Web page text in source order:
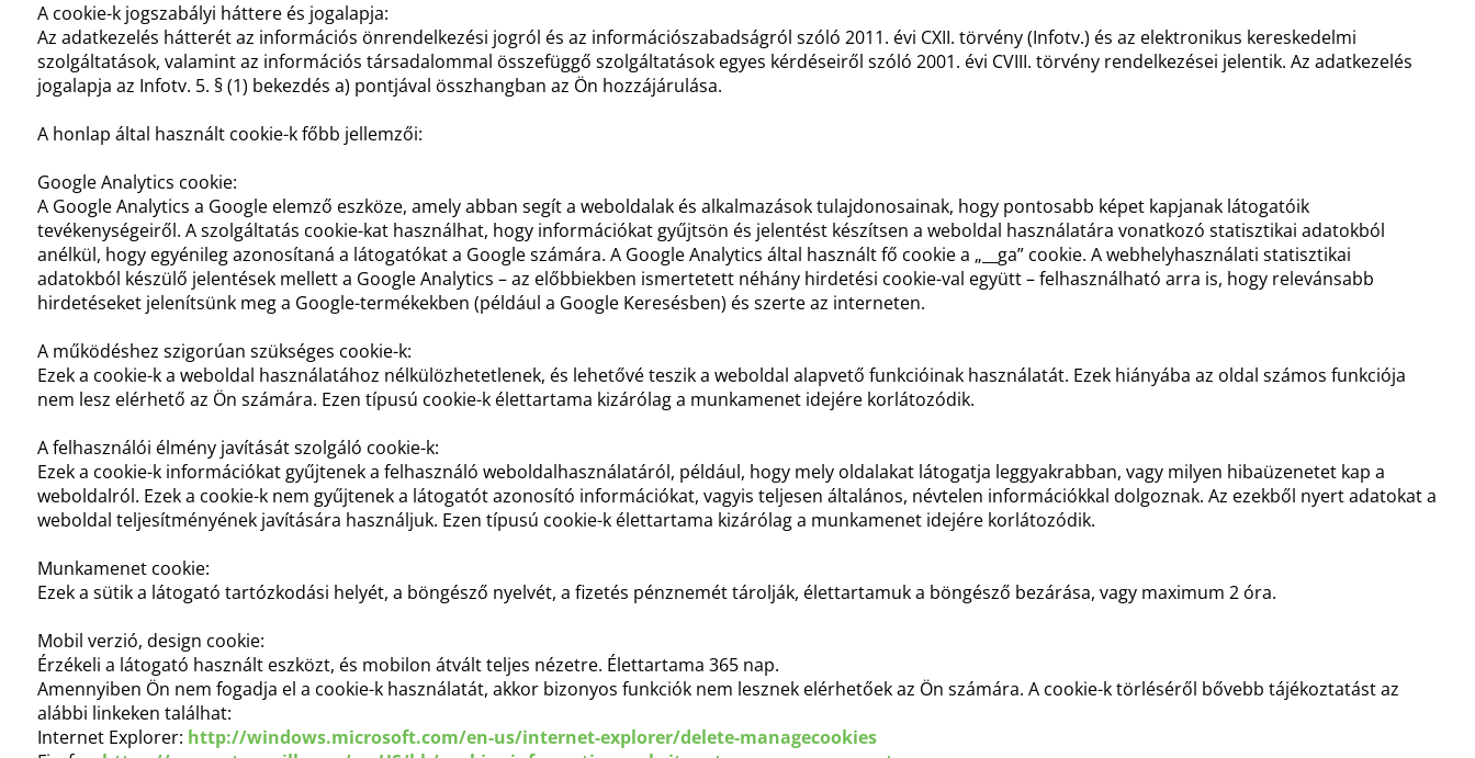
A cookie-k jogszabályi háttere és jogalapja:
Az adatkezelés hátterét az információs önrendelkezési jogról és az információszabadságról szóló 2011. évi CXII. törvény (Infotv.) és az elektronikus kereskedelmi
szolgáltatások, valamint az információs társadalommal összefüggő szolgáltatások egyes kérdéseiről szóló 2001. évi CVIII. törvény rendelkezései jelentik. Az adatkezelés
jogalapja az Infotv. 5. § (1) bekezdés a) pontjával összhangban az Ön hozzájárulása.
A honlap által használt cookie-k főbb jellemzői:
Google Analytics cookie:
A Google Analytics a Google elemző eszköze, amely abban segít a weboldalak és alkalmazások tulajdonosainak, hogy pontosabb képet kapjanak látogatóik
tevékenységeiről. A szolgáltatás cookie-kat használhat, hogy információkat gyűjtsön és jelentést készítsen a weboldal használatára vonatkozó statisztikai adatokból
anélkül, hogy egyénileg azonosítaná a látogatókat a Google számára. A Google Analytics által használt fő cookie a „__ga” cookie. A webhelyhasználati statisztikai
adatokból készülő jelentések mellett a Google Analytics – az előbbiekben ismertetett néhány hirdetési cookie-val együtt – felhasználható arra is, hogy relevánsabb
hirdetéseket jelenítsünk meg a Google-termékekben (például a Google Keresésben) és szerte az interneten.
A működéshez szigorúan szükséges cookie-k:
Ezek a cookie-k a weboldal használatához nélkülözhetetlenek, és lehetővé teszik a weboldal alapvető funkcióinak használatát. Ezek hiányába az oldal számos funkciója
nem lesz elérhető az Ön számára. Ezen típusú cookie-k élettartama kizárólag a munkamenet idejére korlátozódik.
A felhasználói élmény javítását szolgáló cookie-k:
Ezek a cookie-k információkat gyűjtenek a felhasználó weboldalhasználatáról, például, hogy mely oldalakat látogatja leggyakrabban, vagy milyen hibaüzenetet kap a
weboldalról. Ezek a cookie-k nem gyűjtenek a látogatót azonosító információkat, vagyis teljesen általános, névtelen információkkal dolgoznak. Az ezekből nyert adatokat a
weboldal teljesítményének javítására használjuk. Ezen típusú cookie-k élettartama kizárólag a munkamenet idejére korlátozódik.
Munkamenet cookie:
Ezek a sütik a látogató tartózkodási helyét, a böngésző nyelvét, a fizetés pénznemét tárolják, élettartamuk a böngésző bezárása, vagy maximum 2 óra.
Mobil verzió, design cookie:
Érzékeli a látogató használt eszközt, és mobilon átvált teljes nézetre. Élettartama 365 nap.
Amennyiben Ön nem fogadja el a cookie-k használatát, akkor bizonyos funkciók nem lesznek elérhetőek az Ön számára. A cookie-k törléséről bővebb tájékoztatást az
alábbi linkeken találhat:
Internet Explorer: http://windows.microsoft.com/en-us/internet-explorer/delete-managecookies